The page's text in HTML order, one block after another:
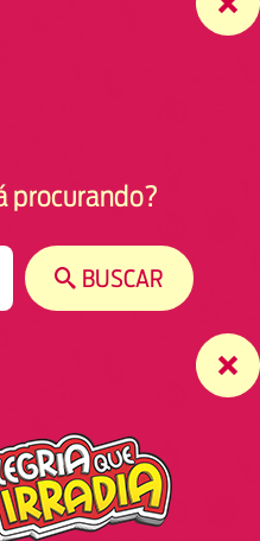
procurando?
BUSCAR